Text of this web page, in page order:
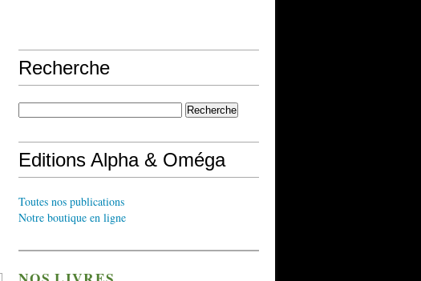
Recherche
Editions Alpha & Oméga
Toutes nos publications
Notre boutique en ligne